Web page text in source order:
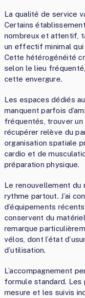
La qualité de service
Certains
nombreux et attentif,
un effectif minimal qui
Cette hétérogénéité
selon le lieu
cette envergure.
Les espaces dédiés
manquent parfois
fréquentés, trouver un
récupérer relève du
organisation spatiale
cardio et de
préparation physique.
Le renouvellement du
rythme partout. J’ai
d’équipements
conservent du
remarque
vélos, dont l’état
d’utilisation.
L’accompagnement
formule standard. Les
mesure et les suivis